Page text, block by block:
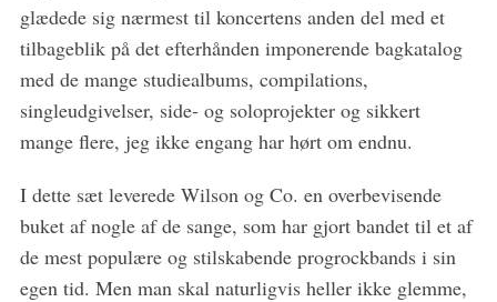
glædede sig nærmest til koncertens anden del med et
tilbageblik på det efterhånden imponerende bagkatalog
med de mange studiealbums, compilations,
singleudgivelser, side- og soloprojekter og sikkert
mange flere, jeg ikke engang har hørt om endnu.
I dette sæt leverede Wilson og Co. en overbevisende
buket af nogle af de sange, som har gjort bandet til et af
de mest populære og stilskabende progrockbands i sin
egen tid. Men man skal naturligvis heller ikke glemme,